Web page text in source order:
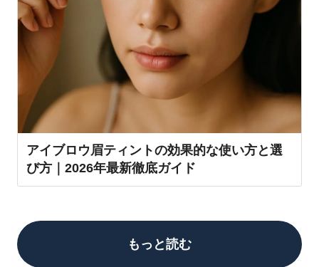
アイブロウ眉ティントの効果的な使い方と選
び方｜2026年最新徹底ガイド
もっと読む